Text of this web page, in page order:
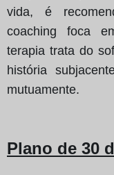
vida, é
coaching foca
terapia trata do
história
mutuamente.
Plano de 30